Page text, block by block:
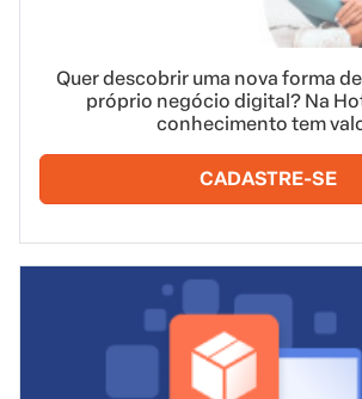
Quer descobrir uma nova forma
próprio negócio digital? Na
conhecimento tem
CADASTRE-SE